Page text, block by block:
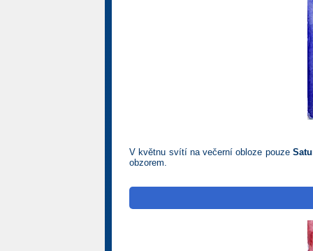
V květnu svítí na večerní obloze pouze
obzorem.